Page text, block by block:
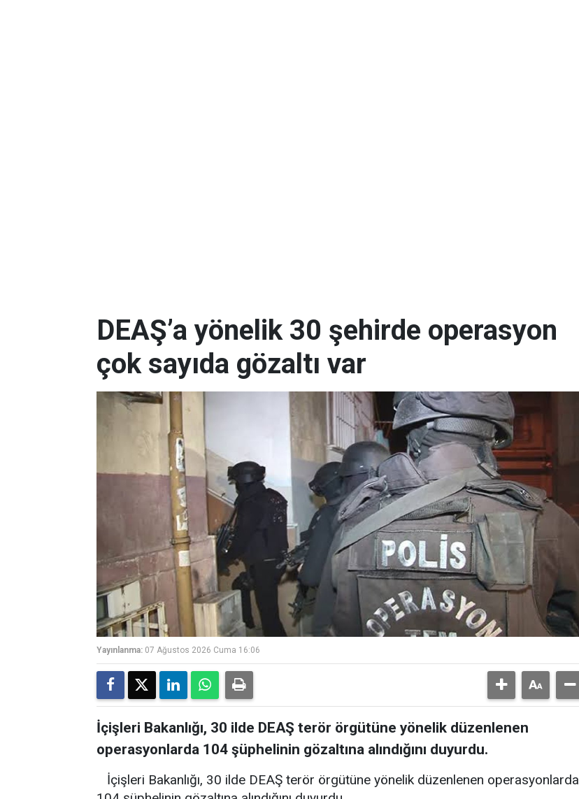
DEAŞ’a yönelik 30 şehirde operasyon
çok sayıda gözaltı var
Yayınlanma: 07 Ağustos 2026 Cuma 16:06
İçişleri Bakanlığı, 30 ilde DEAŞ terör örgütüne yönelik düzenlenen
operasyonlarda 104 şüphelinin gözaltına alındığını duyurdu.
İçişleri Bakanlığı, 30 ilde DEAŞ terör örgütüne yönelik düzenlenen operasyonlarda